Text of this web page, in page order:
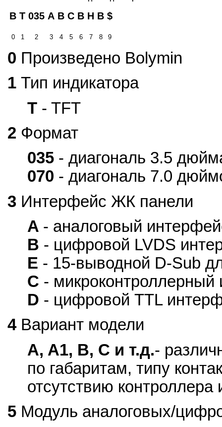
B T 035 A B C B H B $
0 1 2 3 4 5 6 7 8 9
0 Произведено Bolymin
1 Тип индикатора
T - TFT
2 Формат
035 - диагональ 3.5
070 - диагональ 7.0
3 Интерфейс ЖК панели
A - аналоговый
B - цифровой LVDS
E - 15-выводной D-Sub
C - микроконтроллерный
D - цифровой TTL
4Вариант модели
A, A1, B, C и т.д.-
по габаритам, типу
отсутствию контроллера
5 Модуль аналоговых/